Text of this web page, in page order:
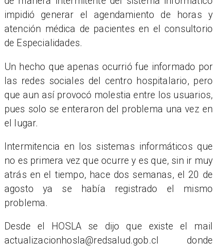
impidió generar el agendamiento de horas y
atención médica de pacientes en el consultorio
de Especialidades.
Un hecho que apenas ocurrió fue informado por
las redes sociales del centro hospitalario, pero
que aun así provocó molestia entre los usuarios,
pues solo se enteraron del problema una vez en
el lugar.
Intermitencia en los sistemas informáticos que
no es primera vez que ocurre y es que, sin ir muy
atrás en el tiempo, hace dos semanas, el 20 de
agosto ya se había registrado el mismo
problema.
Desde el HOSLA se dijo que existe el mail
actualizacionhosla@redsalud.gob.cl donde